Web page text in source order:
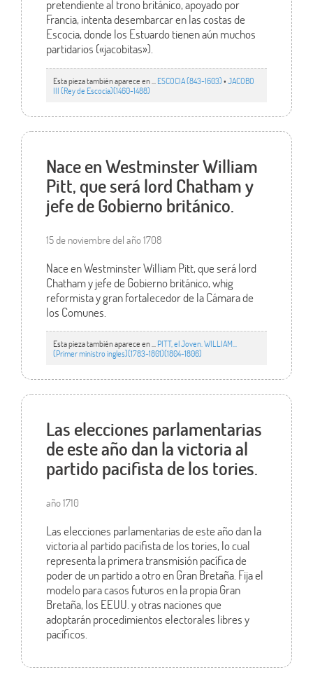
pretendiente al trono británico, apoyado por
Francia, intenta desembarcar en las costas de
Escocia, donde los Estuardo tienen aún muchos
partidarios («jacobitas»).
Esta pieza también aparece en ... ESCOCIA (843-1603)•JACOBO
III (Rey de Escocia)(1460-1488)
Nace en Westminster William
Pitt, que será lord Chatham y
jefe de Gobierno británico.
15 de noviembre del año 1708
Nace en Westminster William Pitt, que será lord
Chatham y jefe de Gobierno británico, whig
reformista y gran fortalecedor de la Cámara de
los Comunes.
Esta pieza también aparece en ... PITT, el Joven. WILLIAM...
(Primer ministro ingles)(1783-1801)(1804-1806)
Las elecciones parlamentarias
de este año dan la victoria al
partido pacifista de los tories.
año 1710
Las elecciones parlamentarias de este año dan la
victoria al partido pacifista de los tories, lo cual
representa la primera transmisión pacífica de
poder de un partido a otro en Gran Bretaña. Fija el
modelo para casos futuros en la propia Gran
Bretaña, los EEUU. y otras naciones que
adoptarán procedimientos electorales libres y
pacíficos.